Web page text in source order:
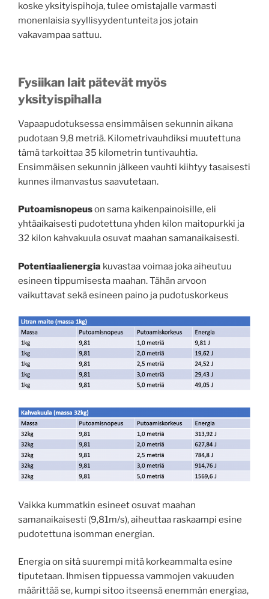
koske yksityispihoja, tulee omistajalle varmasti
monenlaisia syyllisyydentunteita jos jotain
vakavampaa sattuu.
Fysiikan lait pätevät myös
yksityispihalla
Vapaapudotuksessa ensimmäisen sekunnin aikana
pudotaan 9,8 metriä. Kilometrivauhdiksi muutettuna
tämä tarkoittaa 35 kilometrin tuntivauhtia.
Ensimmäisen sekunnin jälkeen vauhti kiihtyy tasaisesti
kunnes ilmanvastus saavutetaan.
Putoamisnopeuson sama kaikenpainoisille, eli
yhtäaikaisesti pudotettuna yhden kilon maitopurkki ja
32 kilon kahvakuula osuvat maahan samanaikaisesti.
Potentiaalienergia kuvastaa voimaa joka aiheutuu
esineen tippumisesta maahan. Tähän arvoon
vaikuttavat sekä esineen paino ja pudotuskorkeus
Vaikka kummatkin esineet osuvat maahan
samanaikaisesti (9,81m/s), aiheuttaa raskaampi esine
pudotettuna isomman energian.
Energia on sitä suurempi mitä korkeammalta esine
tiputetaan. Ihmisen tippuessa vammojen vakuuden
määrittää se, kumpi sitoo itseensä enemmän energiaa,